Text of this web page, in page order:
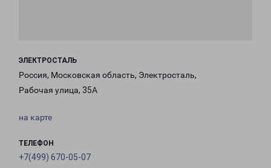
ЭЛЕКТРОСТАЛЬ
Россия, Московская область, Электросталь,
Рабочая улица, 35А
на карте
ТЕЛЕФОН
+7(499) 670-05-07